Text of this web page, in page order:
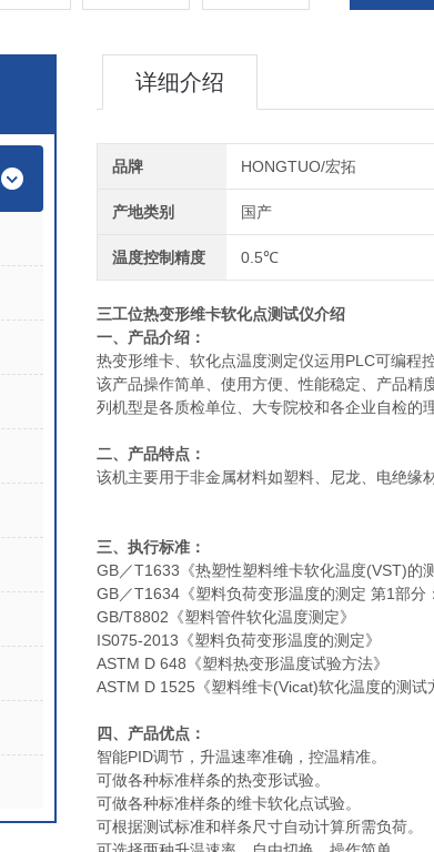
详细介绍
品牌 HONGTUO/宏拓
产地类别 国产
温度控制精度 0.5℃
三工位热变形维卡软化点测试仪介绍
一、产品介绍：
热变形维卡、软化点温度测定仪运用PLC可编程
该产品操作简单、使用方便、性能稳定、产品精
列机型是各质检单位、大专院校和各企业自检的
二、产品特点：
该机主要用于非金属材料如塑料、尼龙、电绝缘
三、执行标准：
GB／T1633《热塑性塑料维卡软化温度(VST)的测
GB／T1634《塑料负荷变形温度的测定 第1部分
GB/T8802《塑料管件软化温度测定》
IS075-2013《塑料负荷变形温度的测定》
ASTM D 648《塑料热变形温度试验方法》
ASTM D 1525《塑料维卡(Vicat)软化温度的测试
四、产品优点：
智能PID调节，升温速率准确，控温精准。
可做各种标准样条的热变形试验。
可做各种标准样条的维卡软化点试验。
可根据测试标准和样条尺寸自动计算所需负荷。